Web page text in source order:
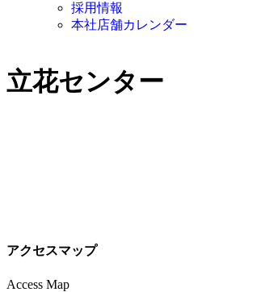
採用情報
本社店舗カレンダー
立花センター
アクセスマップ
Access Map